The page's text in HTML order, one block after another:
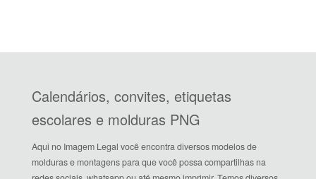
Calendários, convites, etiquetas
escolares e molduras PNG
Aqui no Imagem Legal você encontra diversos modelos de
molduras e montagens para que você possa compartilhas na